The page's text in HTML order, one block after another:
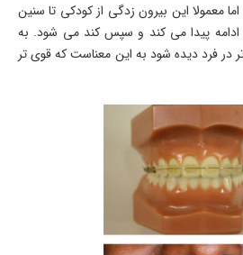
معمولا این بیرون زدگی از کودکی تا سنین
حدود ۱۸ سالگی، ادامه پیدا می کند و سپس کند می شود. به
در فرد دیده شود به این معناست که قوی تر